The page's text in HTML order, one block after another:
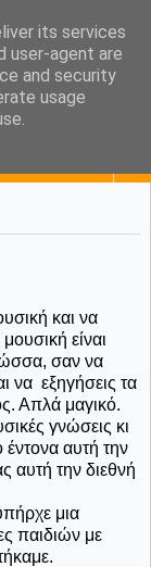
και να
είναι
σαν να
να εξηγήσεις τα
Απλά μαγικό.
γνώσεις κι
έντονα αυτή την
αυτή την διεθνή
μια
παιδιών με
its services
user-agent are
and security
usage